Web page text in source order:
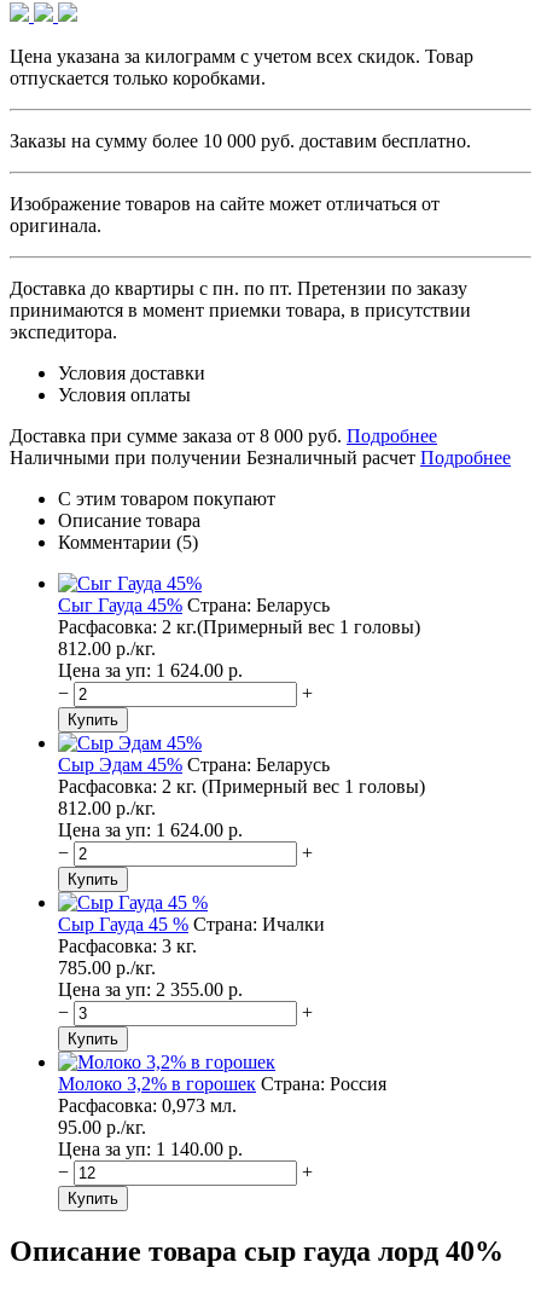
Цена указана за килограмм с учетом всех скидок. Товар
отпускается только коробками.
Заказы на сумму более 10 000 руб. доставим бесплатно.
Изображение товаров на сайте может отличаться от
оригинала.
Доставка до квартиры с пн. по пт. Претензии по заказу
принимаются в момент приемки товара, в присутствии
экспедитора.
Условия доставки
Условия оплаты
Доставка при сумме заказа от 8 000 руб. Подробнее
Наличными при получении Безналичный расчет Подробнее
С этим товаром покупают
Описание товара
Комментарии (5)
Сыг Гауда 45% Страна: Беларусь
Расфасовка: 2 кг.(Примерный вес 1 головы)
812.00 p./кг.
Цена за уп: 1 624.00 p.
−
+
Сыр Эдам 45% Страна: Беларусь
Расфасовка: 2 кг. (Примерный вес 1 головы)
812.00 p./кг.
Цена за уп: 1 624.00 p.
−
+
Сыр Гауда 45 % Страна: Ичалки
Расфасовка: 3 кг.
785.00 p./кг.
Цена за уп: 2 355.00 p.
−
+
Молоко 3,2% в горошек Страна: Россия
Расфасовка: 0,973 мл.
95.00 p./кг.
Цена за уп: 1 140.00 p.
−
+
Описание товара сыр гауда лорд 40%